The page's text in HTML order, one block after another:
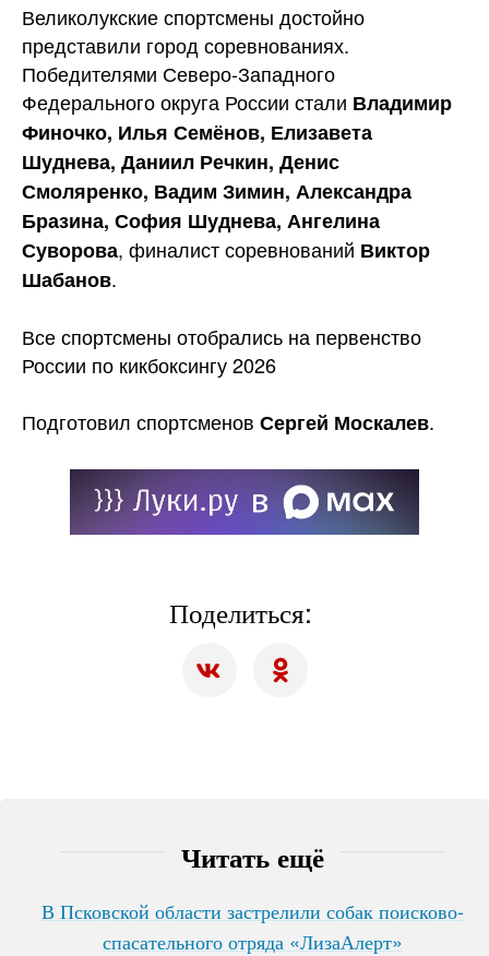
Великолукские спортсмены достойно
представили город соревнованиях.
Победителями Северо-Западного
Федерального округа России стали Владимир
Финочко, Илья Семёнов, Елизавета
Шуднева, Даниил Речкин, Денис
Смоляренко, Вадим Зимин, Александра
Бразина, София Шуднева, Ангелина
Суворова, финалист соревнований Виктор
Шабанов.
Все спортсмены отобрались на первенство
России по кикбоксингу 2026
Подготовил спортсменов Сергей Москалев.
Поделиться:
Читать ещё
В Псковской области застрелили собак поисково-
спасательного отряда «ЛизаАлерт»